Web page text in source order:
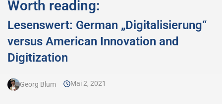
Worth reading:
Lesenswert: German „Digitalisierung“
versus American Innovation and
Digitization
Georg Blum Mai 2, 2021